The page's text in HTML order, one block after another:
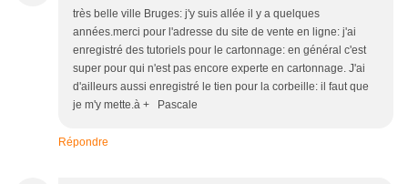
très belle ville Bruges: j'y suis allée il y a quelques
années.merci pour l'adresse du site de vente en ligne: j'ai
enregistré des tutoriels pour le cartonnage: en général c'est
super pour qui n'est pas encore experte en cartonnage. J'ai
d'ailleurs aussi enregistré le tien pour la corbeille: il faut que
je m'y mette.à + Pascale
Répondre